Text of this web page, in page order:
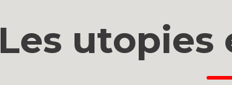
Les utopies